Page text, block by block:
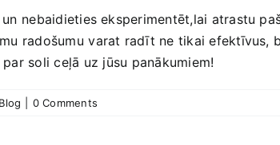
nebaidieties eksperimentēt,lai atrastu
radošumu ⁢varat radīt ne‍ tikai
soli ceļā uz⁢ jūsu panākumiem!
Blog 0 Comments